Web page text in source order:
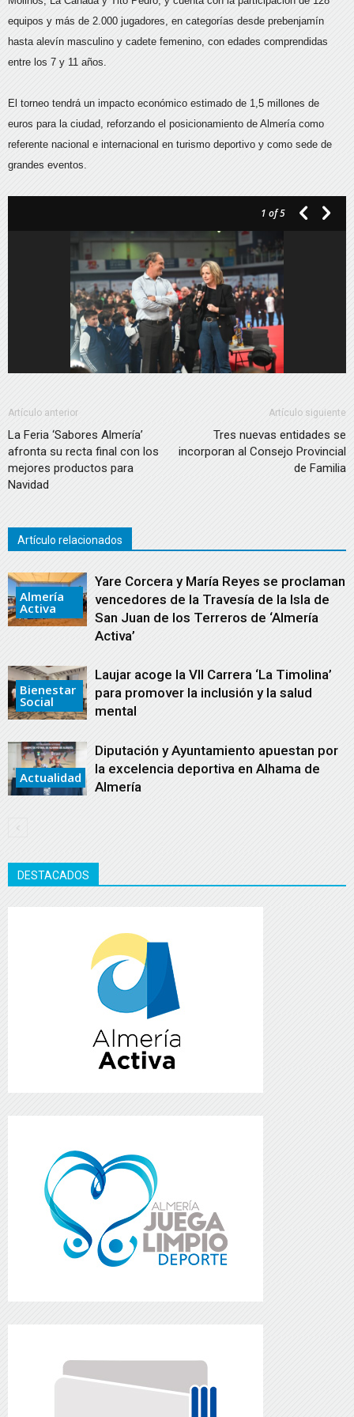
equipos y más de 2.000 jugadores, en categorías desde prebenjamín
hasta alevín masculino y cadete femenino, con edades comprendidas
entre los 7 y 11 años.
El torneo tendrá un impacto económico estimado de 1,5 millones de
euros para la ciudad, reforzando el posicionamiento de Almería como
referente nacional e internacional en turismo deportivo y como sede de
grandes eventos.
1 of 5
Artículo anterior
La Feria ‘Sabores Almería’
afronta su recta final con los
mejores productos para
Navidad
Artículo siguiente
Tres nuevas entidades se
incorporan al Consejo Provincial
de Familia
Artículo relacionados
Almería
Activa
Yare Corcera y María Reyes se proclaman
vencedores de la Travesía de la Isla de
San Juan de los Terreros de ‘Almería
Activa’
Bienestar
Social
Laujar acoge la VII Carrera ‘La Timolina’
para promover la inclusión y la salud
mental
Actualidad
Diputación y Ayuntamiento apuestan por
la excelencia deportiva en Alhama de
Almería
DESTACADOS